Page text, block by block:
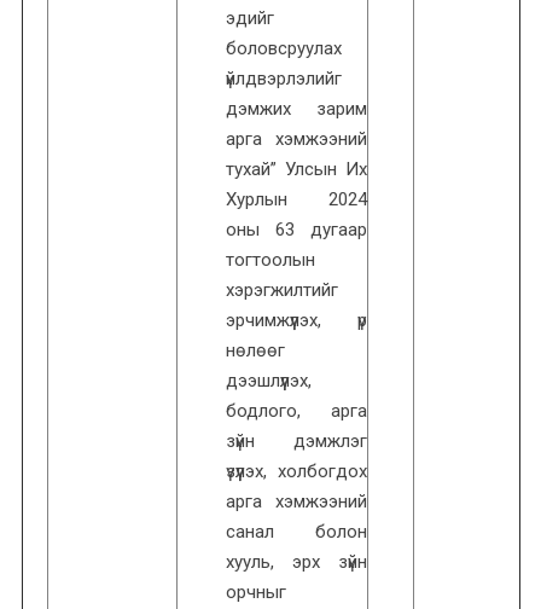
эдийг
боловсруулах
үйлдвэрлэлийг
дэмжих зарим
арга хэмжээний
тухай” Улсын Их
Хурлын 2024
оны 63 дугаар
тогтоолын
хэрэгжилтийг
эрчимжүүлэх, үр
нөлөөг
дээшлүүлэх,
бодлого, арга
зүйн дэмжлэг
үзүүлэх, холбогдох
арга хэмжээний
санал болон
хууль, эрх зүйн
орчныг